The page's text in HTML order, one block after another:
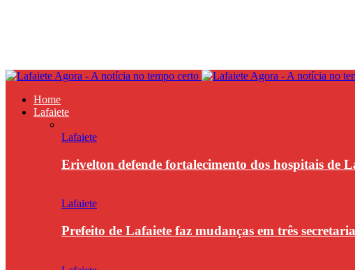
Home
Lafaiete
Lafaiete
Erivelton defende fortalecimento dos hospitais de
Lafaiete
Prefeito de Lafaiete faz mudanças em três